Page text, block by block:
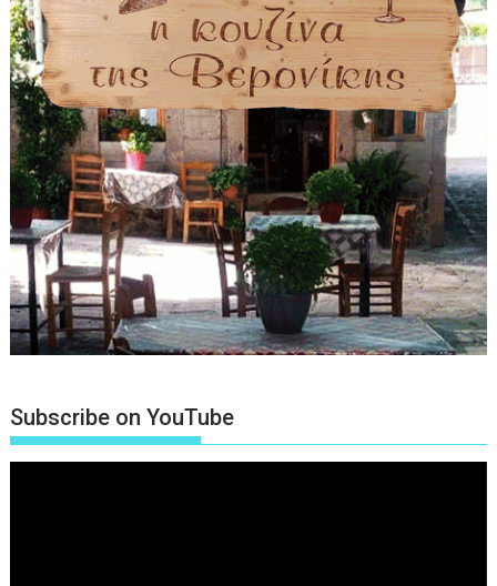
Subscribe on YouTube